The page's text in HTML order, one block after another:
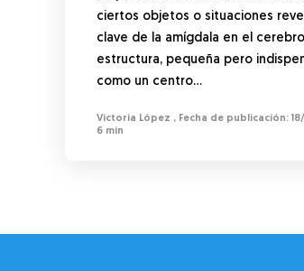
ciertos objetos o situaciones
clave de la amígdala en el
estructura, pequeña pero
como un centro…
Victoria López ,
6 min